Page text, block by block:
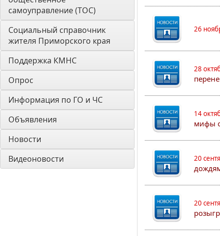
самоуправление (ТОС)
Социальный справочник
жителя Приморского края
Поддержка КМНС
Опрос
Информация по ГО и ЧС
Объявления
Новости
Видеоновости
26
28
14
мифы
20
20